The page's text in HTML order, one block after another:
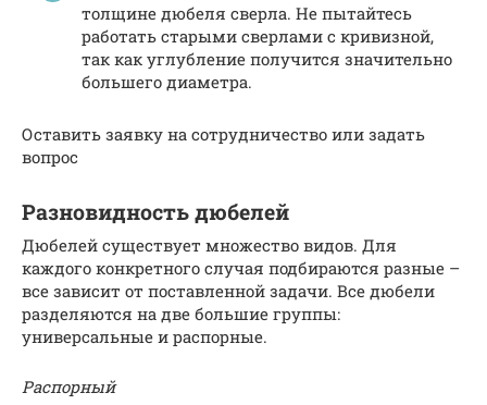
толщине дюбеля сверла. Не пытайтесь
работать старыми сверлами с кривизной,
так как углубление получится значительно
большего диаметра.
Оставить заявку на сотрудничество или задать
вопрос
Разновидность дюбелей
Дюбелей существует множество видов. Для
каждого конкретного случая подбираются разные –
все зависит от поставленной задачи. Все дюбели
разделяются на две большие группы:
универсальные и распорные.
Распорный